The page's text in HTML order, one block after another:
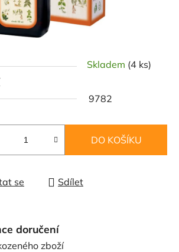
Skladem (4 ks)
9782
DO KOŠÍKU
se Sdílet
doručení
zboží